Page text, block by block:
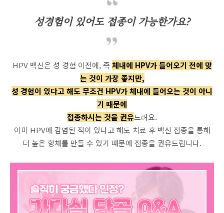
성경험이 있어도 접종이 가능한가요?
HPV 백신은 성 경험 이전에, 즉 체내에 HPV가 들어오기 전에 맞
는 것이 가장 좋지만,
성 경험이 있다고 해도 무조건 HPV가 체내에 들어오는 것이 아니
기 때문에
접종하시는 것을 권유드려요.
이미 HPV에 감염된 적이 있다고 해도 치료 후 백신 접종을 통해
더 높은 항체를 만들 수 있기 때문에 접종을 권유드립니다.